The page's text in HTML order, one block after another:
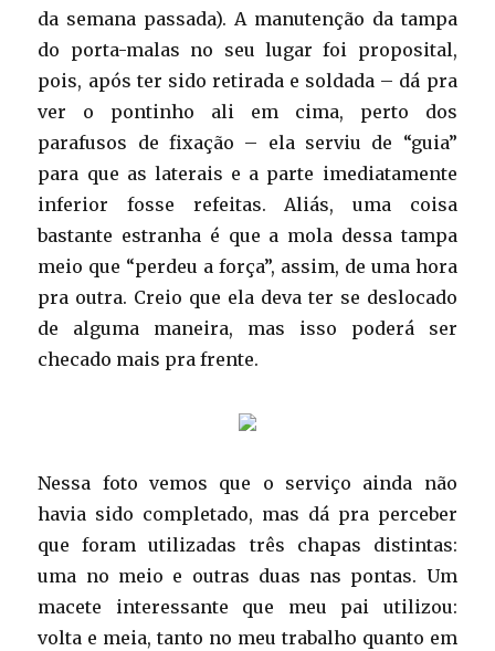
da semana passada). A manutenção da tampa
do porta-malas no seu lugar foi proposital,
pois, após ter sido retirada e soldada – dá pra
ver o pontinho ali em cima, perto dos
parafusos de fixação – ela serviu de “guia”
para que as laterais e a parte imediatamente
inferior fosse refeitas. Aliás, uma coisa
bastante estranha é que a mola dessa tampa
meio que “perdeu a força”, assim, de uma hora
pra outra. Creio que ela deva ter se deslocado
de alguma maneira, mas isso poderá ser
checado mais pra frente.
Nessa foto vemos que o serviço ainda não
havia sido completado, mas dá pra perceber
que foram utilizadas três chapas distintas:
uma no meio e outras duas nas pontas. Um
macete interessante que meu pai utilizou:
volta e meia, tanto no meu trabalho quanto em